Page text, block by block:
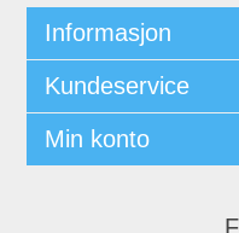
Informasjon
Kundeservice
Min konto